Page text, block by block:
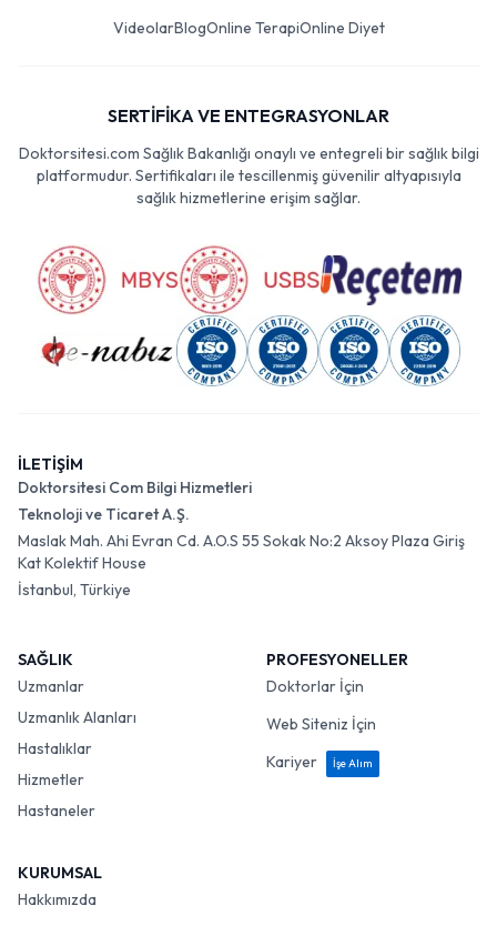
VideolarBlogOnline TerapiOnline Diyet
SERTİFİKA VE ENTEGRASYONLAR
Doktorsitesi.com Sağlık Bakanlığı onaylı ve entegreli bir sağlık bilgi
platformudur. Sertifikaları ile tescillenmiş güvenilir altyapısıyla
sağlık hizmetlerine erişim sağlar.
İLETİŞİM
Doktorsitesi Com Bilgi Hizmetleri
Teknoloji ve Ticaret A.Ş.
Maslak Mah. Ahi Evran Cd. A.O.S 55 Sokak No:2 Aksoy Plaza Giriş
Kat Kolektif House
İstanbul, Türkiye
SAĞLIK
Uzmanlar
Uzmanlık Alanları
Hastalıklar
Hizmetler
Hastaneler
PROFESYONELLER
Doktorlar İçin
Web Siteniz İçin
Kariyer
İşe Alım
KURUMSAL
Hakkımızda